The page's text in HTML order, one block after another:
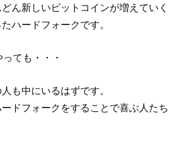
ん新しいビットコインが増えていく
ハードフォークです。
ても・・・
も中にいるはずです。
ドフォークをすることで喜ぶ人たち